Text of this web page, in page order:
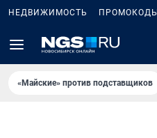
НЕДВИЖИМОСТЬ ПРОМОКОДЫ
«Майские» против подставщиков